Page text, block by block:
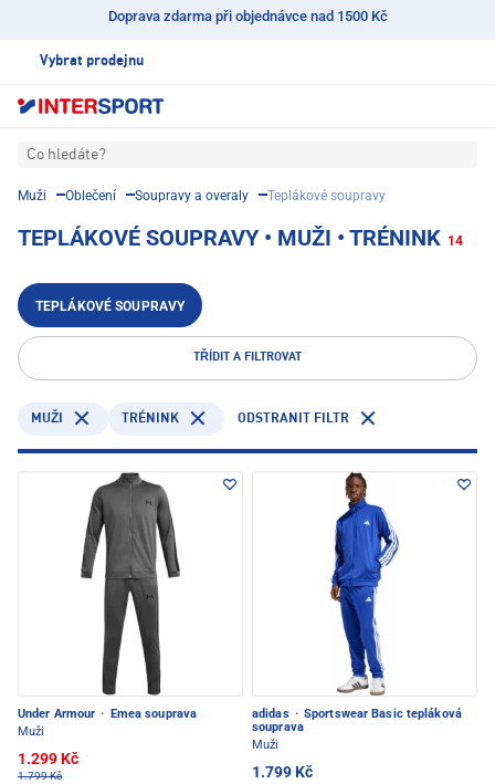
Doprava zdarma při objednávce nad 1500 Kč
Vybrat prodejnu
Co hledáte?
Muži Oblečení Soupravy a overaly Teplákové soupravy
TEPLÁKOVÉ SOUPRAVY • MUŽI • TRÉNINK 14
TEPLÁKOVÉ SOUPRAVY
TŘÍDIT A FILTROVAT
MUŽI TRÉNINK ODSTRANIT FILTR
Under Armour · Emea souprava
Muži
1.299 Kč
1.799 Kč
adidas · Sportswear Basic tepláková
souprava
Muži
1.799 Kč